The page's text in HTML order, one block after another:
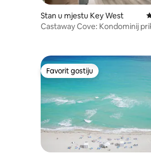
Stan u mjestu Key West
Castaway Cove: Kondominij
Favorit gostiju
Favorit gostiju